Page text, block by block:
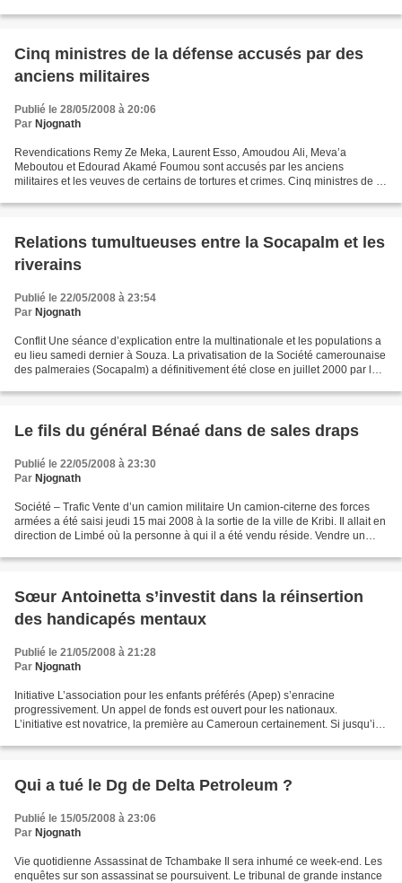
Cinq ministres de la défense accusés par des
anciens militaires
Publié le 28/05/2008 à 20:06
Par Njognath
Revendications Remy Ze Meka, Laurent Esso, Amoudou Ali, Meva’a
Meboutou et Edourad Akamé Foumou sont accusés par les anciens
militaires et les veuves de certains de tortures et crimes. Cinq ministres de la
Relations tumultueuses entre la Socapalm et les
riverains
Publié le 22/05/2008 à 23:54
Par Njognath
Conflit Une séance d’explication entre la multinationale et les populations a
eu lieu samedi dernier à Souza. La privatisation de la Société camerounaise
des palmeraies (Socapalm) a définitivement été close en juillet 2000 par la
Le fils du général Bénaé dans de sales draps
Publié le 22/05/2008 à 23:30
Par Njognath
Société – Trafic Vente d’un camion militaire Un camion-citerne des forces
armées a été saisi jeudi 15 mai 2008 à la sortie de la ville de Kribi. Il allait en
direction de Limbé où la personne à qui il a été vendu réside. Vendre un
Sœur Antoinetta s’investit dans la réinsertion
des handicapés mentaux
Publié le 21/05/2008 à 21:28
Par Njognath
Initiative L’association pour les enfants préférés (Apep) s’enracine
progressivement. Un appel de fonds est ouvert pour les nationaux.
L’initiative est novatrice, la première au Cameroun certainement. Si jusqu’ici
Qui a tué le Dg de Delta Petroleum ?
Publié le 15/05/2008 à 23:06
Par Njognath
Vie quotidienne Assassinat de Tchambake Il sera inhumé ce week-end. Les
enquêtes sur son assassinat se poursuivent. Le tribunal de grande instance